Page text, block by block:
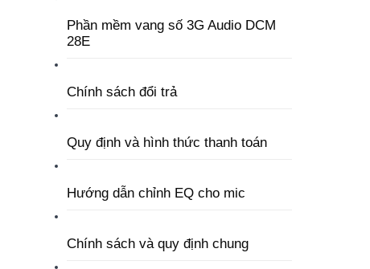
Phần mềm vang số 3G Audio DCM
28E
Chính sách đổi trả
Quy định và hình thức thanh toán
Hướng dẫn chỉnh EQ cho mic
Chính sách và quy định chung